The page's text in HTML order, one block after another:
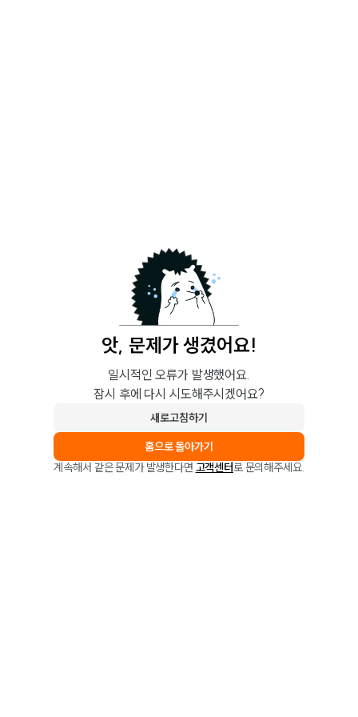
앗, 문제가 생겼어요!
일시적인 오류가 발생했어요.
잠시 후에 다시 시도해주시겠어요?
새로고침하기
홈으로 돌아가기
계속해서 같은 문제가 발생한다면 고객센터로 문의해주세요.